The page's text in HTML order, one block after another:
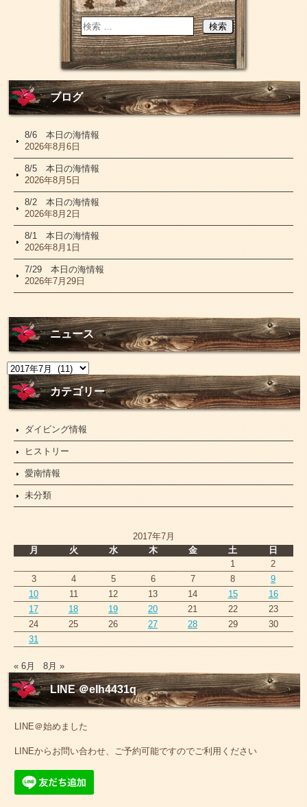
ブログ
8/6 本日の海情報
2026年8月6日
8/5 本日の海情報
2026年8月5日
8/2 本日の海情報
2026年8月2日
8/1 本日の海情報
2026年8月1日
7/29 本日の海情報
2026年7月29日
ニュース
ニ
ュ
ー
カテゴリー
ダイビング情報
ヒストリー
愛南情報
未分類
2017年7月
月
火 水 木 金 土
日
1
2
3
4 5 6 7 8
9
10
11 12 13 14 15
16
17
18 19 20 21 22
23
24
25 26 27 28 29
30
31
« 6月 8月 »
LINE ＠elh4431q
LINE＠始めました
LINEからお問い合わせ、ご予約可能ですのでご利用ください